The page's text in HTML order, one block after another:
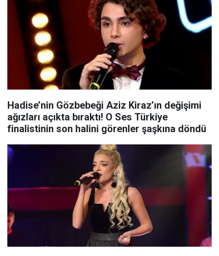
Hadise’nin Gözbebeği Aziz Kiraz’ın değişimi
ağızları açıkta bıraktı! O Ses Türkiye
finalistinin son halini görenler şaşkına döndü